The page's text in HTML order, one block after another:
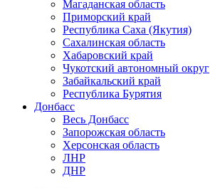
Магаданская область
Приморский край
Республика Саха (Якутия)
Сахалинская область
Хабаровский край
Чукотский автономный округ
Забайкальский край
Республика Бурятия
Донбасс
Весь Донбасс
Запорожская область
Херсонская область
ЛНР
ДНР